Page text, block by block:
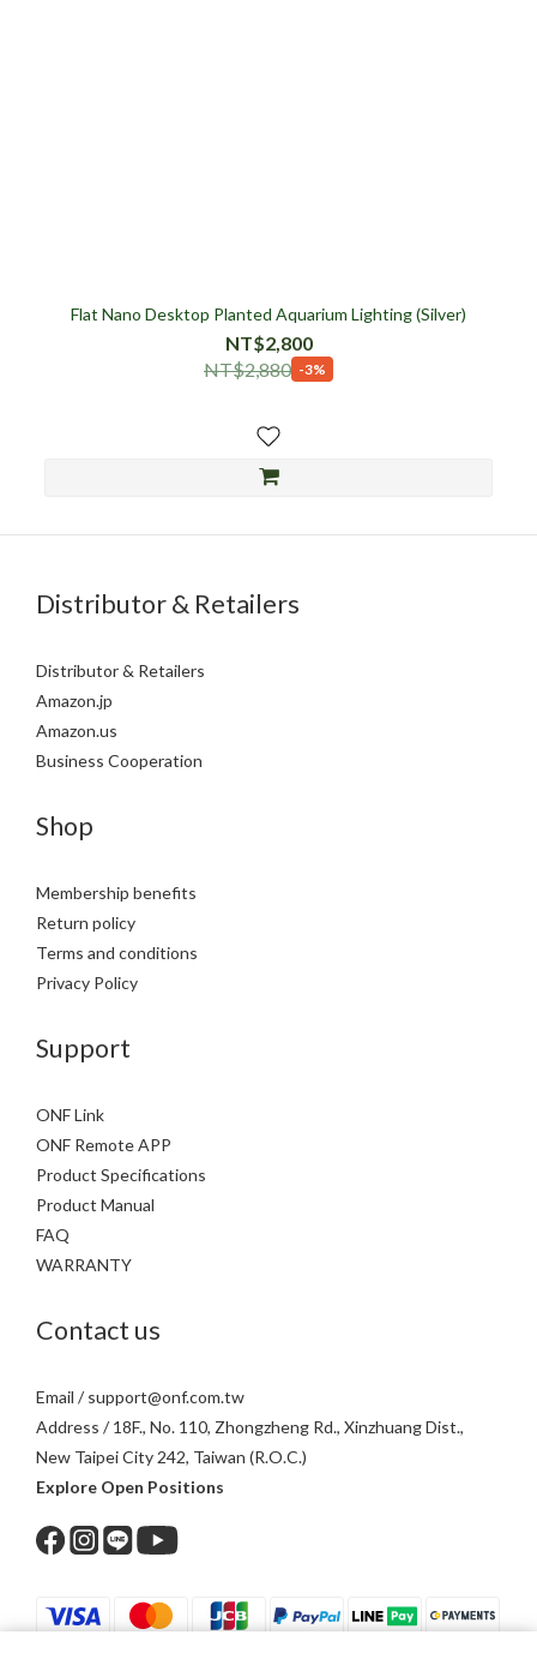
Flat Nano Desktop Planted Aquarium Lighting (Silver)
NT$2,800
NT$2,880 -3%
Distributor & Retailers
Distributor & Retailers
Amazon.jp
Amazon.us
Business Cooperation
Shop
Membership benefits
Return policy
Terms and conditions
Privacy Policy
Support
ONF Link
ONF Remote APP
Product Specifications
Product Manual
FAQ
WARRANTY
Contact us
Email / support@onf.com.tw
Address / 18F., No. 110, Zhongzheng Rd., Xinzhuang Dist.,
New Taipei City 242, Taiwan (R.O.C.)
Explore Open Positions